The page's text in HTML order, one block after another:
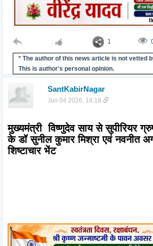
: 1
* The author of this news article is not vetted
This is author's personal opinion.
SantKabirNagar
Jun 04 2026, 18:18
मुख्यमंत्री  विष्णुदेव साय से सुपीरियर
के डॉ सुनील कुमार मिश्रा एवं नवनीत